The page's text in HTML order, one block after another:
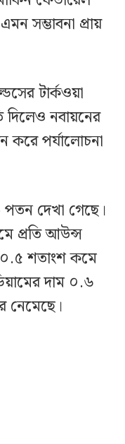
সম্ভাবনা প্রায়
টার্কওয়া
দিলেও নবায়নের
করে পর্যালোচনা
পতন দেখা গেছে।
প্রতি আউন্স
০.৫ শতাংশ কমে
দাম ০.৬